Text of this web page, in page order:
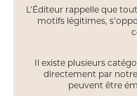
L’Éditeur rappelle que
motifs légitimes,
Il existe plusieurs
directement par notre
peuvent être